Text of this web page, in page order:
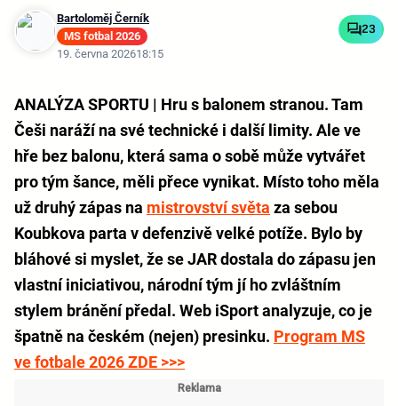
Bartoloměj Černík
MS fotbal 2026
19. června 202618:15
23
ANALÝZA SPORTU | Hru s balonem stranou. Tam
Češi naráží na své technické i další limity. Ale ve
hře bez balonu, která sama o sobě může vytvářet
pro tým šance, měli přece vynikat. Místo toho měla
už druhý zápas na mistrovství světa za sebou
Koubkova parta v defenzivě velké potíže. Bylo by
bláhové si myslet, že se JAR dostala do zápasu jen
vlastní iniciativou, národní tým jí ho zvláštním
stylem bránění předal. Web iSport analyzuje, co je
špatně na českém (nejen) presinku. Program MS
ve fotbale 2026 ZDE >>>